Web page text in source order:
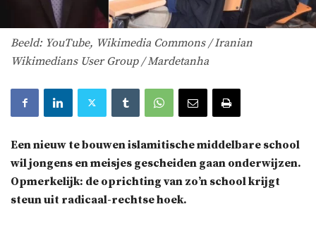
Beeld: YouTube, Wikimedia Commons / Iranian
Wikimedians User Group / Mardetanha
Een nieuw te bouwen islamitische middelbare school
wil jongens en meisjes gescheiden gaan onderwijzen.
Opmerkelijk: de oprichting van zo’n school krijgt
steun uit radicaal-rechtse hoek.